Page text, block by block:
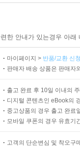
한 안내가 있는경우 아
마이페이지 > 반품/교환 신
판매자 배송 상품은 판매자
출고 완료 후 10일 이내의
디지털 콘텐츠인 eBook의
중고상품의 경우 출고 완료
모바일 쿠폰의 경우 유효기
고객의 단순변심 및 착오구